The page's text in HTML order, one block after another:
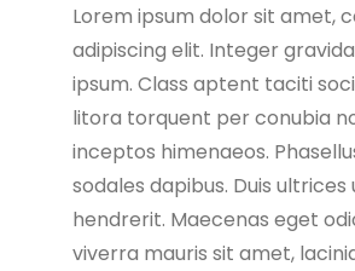
Lorem ipsum dolor sit amet,
adipiscing elit. Integer
ipsum. Class aptent taciti
litora torquent per conubia
inceptos himenaeos.
sodales dapibus. Duis ultrices
hendrerit. Maecenas eget
viverra mauris sit amet,